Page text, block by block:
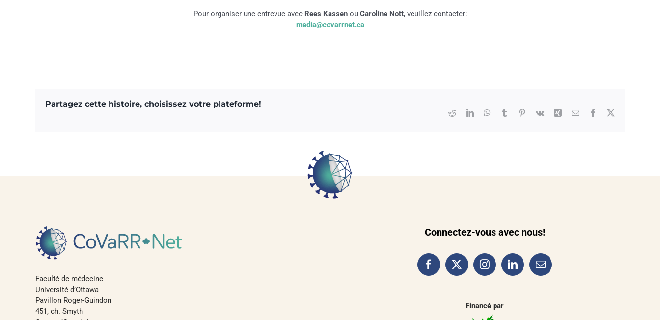
Pour organiser une entrevue avec Rees Kassen ou Caroline Nott, veuillez contacter:
media@covarrnet.ca
Partagez cette histoire, choisissez votre plateforme!
Facebook
RedditLinkedInWhatsApp
Tumblr Pinterest
Vk Xing Courriel
Faculté de médecine
Université d’Ottawa
Pavillon Roger-Guindon
451, ch. Smyth
Connectez-vous avec nous!
Financé par